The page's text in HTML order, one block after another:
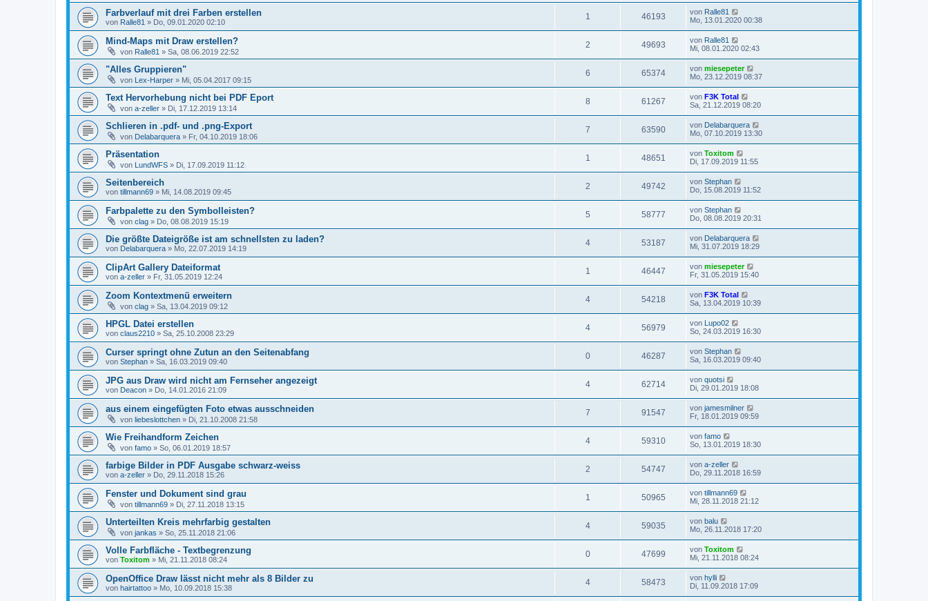
Farbverlauf mit drei Farben erstellen
von Ralle81 » Do, 09.01.2020 02:10
1 46193 von Ralle81
Mo, 13.01.2020 00:38
Mind-Maps mit Draw erstellen?
von Ralle81 » Sa, 08.06.2019 22:52
2 49693 von Ralle81
Mi, 08.01.2020 02:43
"Alles Gruppieren"
von Lex-Harper » Mi, 05.04.2017 09:15
6 65374 von miesepeter
Mo, 23.12.2019 08:37
Text Hervorhebung nicht bei PDF Eport
von a-zeller » Di, 17.12.2019 13:14
8 61267 von F3K Total
Sa, 21.12.2019 08:20
Schlieren in .pdf- und .png-Export
von Delabarquera » Fr, 04.10.2019 18:06
7 63590 von Delabarquera
Mo, 07.10.2019 13:30
Präsentation
von LundWFS » Di, 17.09.2019 11:12
1 48651 von Toxitom
Di, 17.09.2019 11:55
Seitenbereich
von tillmann69 » Mi, 14.08.2019 09:45
2 49742 von Stephan
Do, 15.08.2019 11:52
Farbpalette zu den Symbolleisten?
von clag » Do, 08.08.2019 15:19
5 58777 von Stephan
Do, 08.08.2019 20:31
Die größte Dateigröße ist am schnellsten zu laden?
von Delabarquera » Mo, 22.07.2019 14:19
4 53187 von Delabarquera
Mi, 31.07.2019 18:29
ClipArt Gallery Dateiformat
von a-zeller » Fr, 31.05.2019 12:24
1 46447 von miesepeter
Fr, 31.05.2019 15:40
Zoom Kontextmenü erweitern
von clag » Sa, 13.04.2019 09:12
4 54218 von F3K Total
Sa, 13.04.2019 10:39
HPGL Datei erstellen
von claus2210 » Sa, 25.10.2008 23:29
4 56979 von Lupo02
So, 24.03.2019 16:30
Curser springt ohne Zutun an den Seitenabfang
von Stephan » Sa, 16.03.2019 09:40
0 46287 von Stephan
Sa, 16.03.2019 09:40
JPG aus Draw wird nicht am Fernseher angezeigt
von Deacon » Do, 14.01.2016 21:09
4 62714 von quotsi
Di, 29.01.2019 18:08
aus einem eingefügten Foto etwas ausschneiden
von liebeslottchen » Di, 21.10.2008 21:58
7 91547 von jamesmilner
Fr, 18.01.2019 09:59
Wie Freihandform Zeichen
von famo » So, 06.01.2019 18:57
4 59310 von famo
So, 13.01.2019 18:30
farbige Bilder in PDF Ausgabe schwarz-weiss
von a-zeller » Do, 29.11.2018 15:26
2 54747 von a-zeller
Do, 29.11.2018 16:59
Fenster und Dokument sind grau
von tillmann69 » Di, 27.11.2018 13:15
1 50965 von tillmann69
Mi, 28.11.2018 21:12
Unterteilten Kreis mehrfarbig gestalten
von jankas » So, 25.11.2018 21:06
4 59035 von balu
Mo, 26.11.2018 17:20
Volle Farbfläche - Textbegrenzung
von Toxitom » Mi, 21.11.2018 08:24
0 47699 von Toxitom
Mi, 21.11.2018 08:24
OpenOffice Draw lässt nicht mehr als 8 Bilder zu
von hairtattoo » Mo, 10.09.2018 15:38
4 58473 von hylli
Di, 11.09.2018 17:09